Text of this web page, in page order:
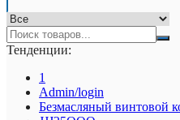
Тенденции:
1
Admin/login
Безмасляный винтовой